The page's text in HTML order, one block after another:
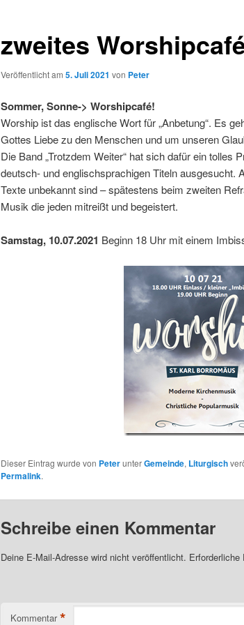
zweites
Veröffentlicht am 5. Juli 2021 von Peter
Sommer, Sonne-> Worshipcafé!
Worship ist das englische Wort für „Anbetung“. Es
Gottes Liebe zu den Menschen und um unseren
Die Band „Trotzdem Weiter“ hat sich dafür ein tolles
deutsch- und englischsprachigen Titeln ausgesucht.
Texte unbekannt sind – spätestens beim zweiten
Musik die jeden mitreißt und begeistert.
Samstag, 10.07.2021 Beginn 18 Uhr mit einem
Dieser Eintrag wurde von PeterunterGemeinde, Liturgisch
Permalink.
Schreibe einen Kommentar
Deine E-Mail-Adresse wird nicht veröffentlicht.
Kommentar *